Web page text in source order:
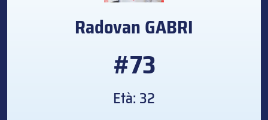
RadovanGABRI
#73
Età: 32